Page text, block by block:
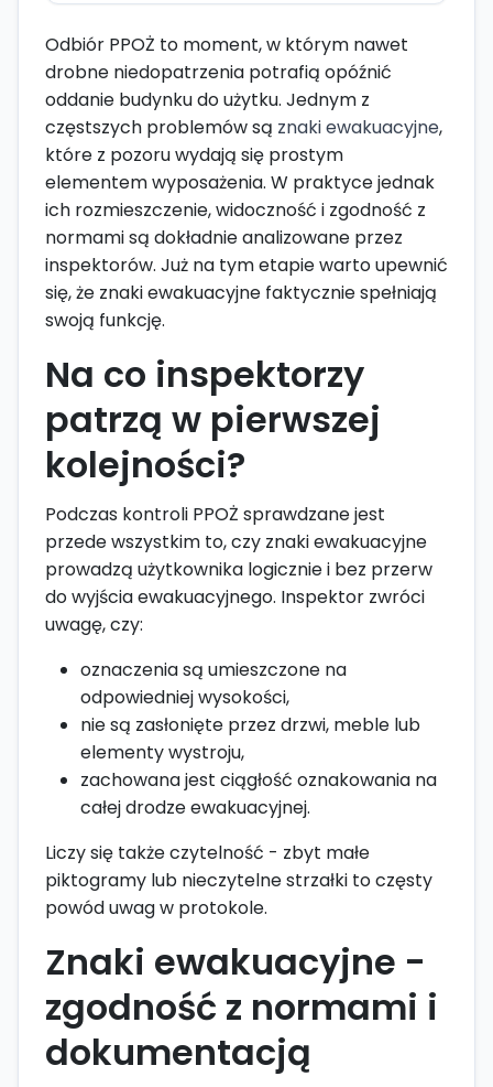
Odbiór PPOŻ to moment, w którym nawet
drobne niedopatrzenia potrafią opóźnić
oddanie budynku do użytku. Jednym z
częstszych problemów są znaki ewakuacyjne,
które z pozoru wydają się prostym
elementem wyposażenia. W praktyce jednak
ich rozmieszczenie, widoczność i zgodność z
normami są dokładnie analizowane przez
inspektorów. Już na tym etapie warto upewnić
się, że znaki ewakuacyjne faktycznie spełniają
swoją funkcję.
Na co inspektorzy
patrzą w pierwszej
kolejności?
Podczas kontroli PPOŻ sprawdzane jest
przede wszystkim to, czy znaki ewakuacyjne
prowadzą użytkownika logicznie i bez przerw
do wyjścia ewakuacyjnego. Inspektor zwróci
uwagę, czy:
oznaczenia są umieszczone na
odpowiedniej wysokości,
nie są zasłonięte przez drzwi, meble lub
elementy wystroju,
zachowana jest ciągłość oznakowania na
całej drodze ewakuacyjnej.
Liczy się także czytelność - zbyt małe
piktogramy lub nieczytelne strzałki to częsty
powód uwag w protokole.
Znaki ewakuacyjne -
zgodność z normami i
dokumentacją